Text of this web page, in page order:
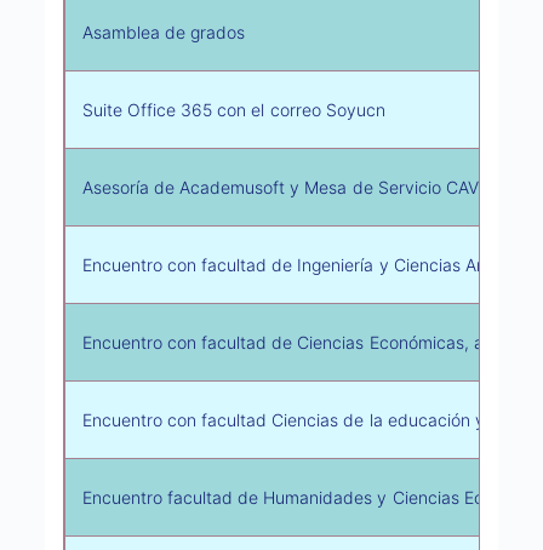
Asamblea de grados
Suite Office 365 con el correo Soyucn
Asesoría de Academusoft y Mesa de Servicio CAVI
Encuentro con facultad de Ingeniería y Ciencias
Encuentro con facultad de Ciencias Económicas,
Encuentro con facultad Ciencias de la educación y
Encuentro facultad de Humanidades y Ciencias